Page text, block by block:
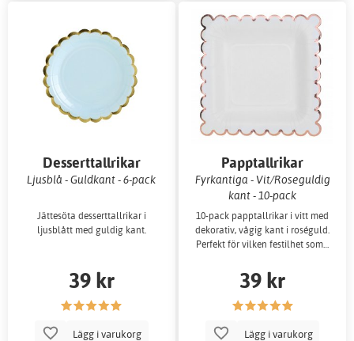
Desserttallrikar
Ljusblå - Guldkant - 6-pack
Jättesöta desserttallrikar i
ljusblått med guldig kant.
39 kr
Lägg i varukorg
Papptallrikar
Fyrkantiga - Vit/Roseguldig
kant - 10-pack
10-pack papptallrikar i vitt med
dekorativ, vågig kant i roséguld.
Perfekt för vilken festilhet som…
39 kr
Lägg i varukorg